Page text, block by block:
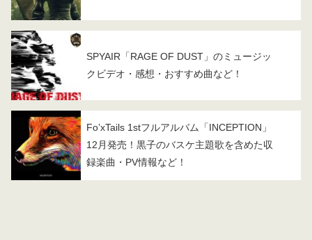
SPYAIR「RAGE OF DUST」のミュージッ
クビデオ・感想・おすすめ曲など！
Fo’xTails 1stフルアルバム「INCEPTION」
12月発売！黒子のバスケ主題歌を含めた収
録楽曲・PV情報など！